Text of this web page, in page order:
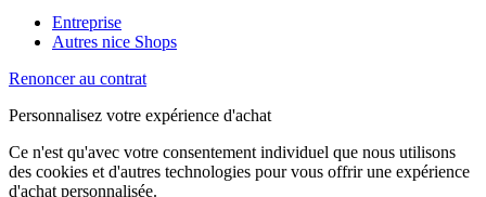
Entreprise
Autres nice Shops
Renoncer au contrat
Personnalisez votre expérience d'achat
Ce n'est qu'avec votre consentement individuel que nous utilisons
des cookies et d'autres technologies pour vous offrir une expérience
d'achat personnalisée.